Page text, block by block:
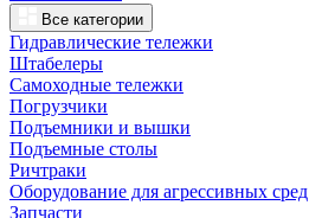
Все категории
Гидравлические тележки
Штабелеры
Самоходные тележки
Погрузчики
Подъемники и вышки
Подъемные столы
Ричтраки
Оборудование для агрессивных сред
Запчасти